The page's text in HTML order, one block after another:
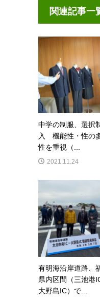
関連記事一
中学の制服、選択
入 機能性・性の
性を重視（...
2021.11.24
有明海沿岸道路、
県内区間（三池港
大野島IC）で...